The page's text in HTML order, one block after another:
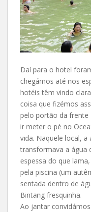
Daí para o hotel
chegámos até nos
hotéis têm vindo
coisa que fizémos
pelo portão da frente
ir meter o pé no
vida. Naquele local,
transformava a água
espessa do que
pela piscina (um
sentada dentro de
Bintang fresquinha.
Ao jantar